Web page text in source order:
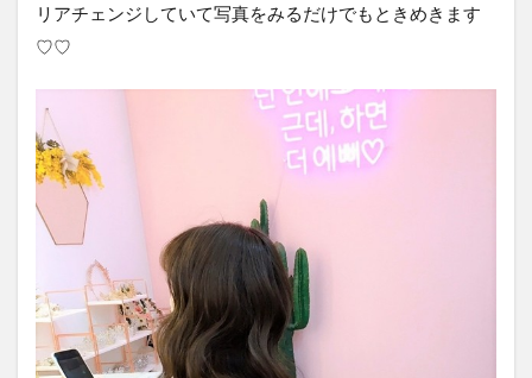
リアチェンジしていて写真をみるだけでもときめきます
♡♡